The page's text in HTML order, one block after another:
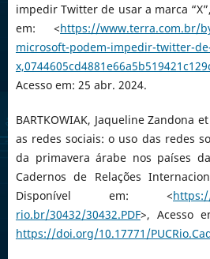
impedir Twitter de usar a marca
em: <https://www.terra.com.br/
microsoft-podem-impedir-twitter-
Acesso em: 25 abr. 2024.
BARTKOWIAK, Jaqueline Zandona
as redes sociais: o uso das redes
da primavera árabe nos países
Cadernos de Relações
Disponível em: <
rio.br/30432/30432.PDF>, Acesso
https://doi.org/10.17771/